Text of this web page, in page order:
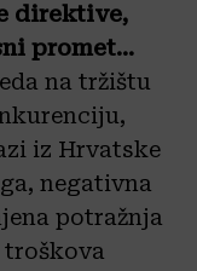
direktive,
promet…
na tržištu
iz Hrvatske
negativna
potražnja
troškova